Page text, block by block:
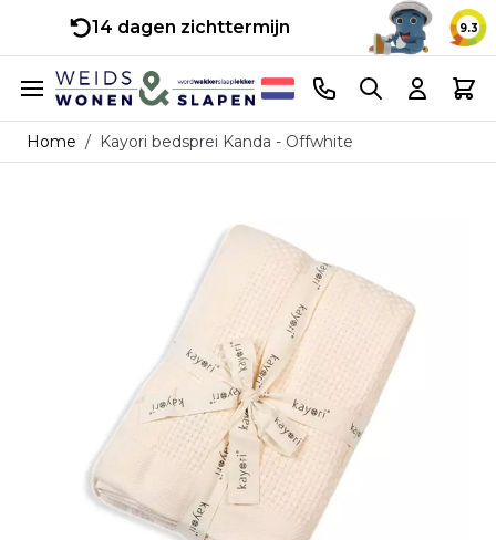
14 dagen zichttermijn 9.3
Ga naar de inhoud
Telefoonnummer
Search Cart
Home / Kayori bedsprei Kanda - Offwhite